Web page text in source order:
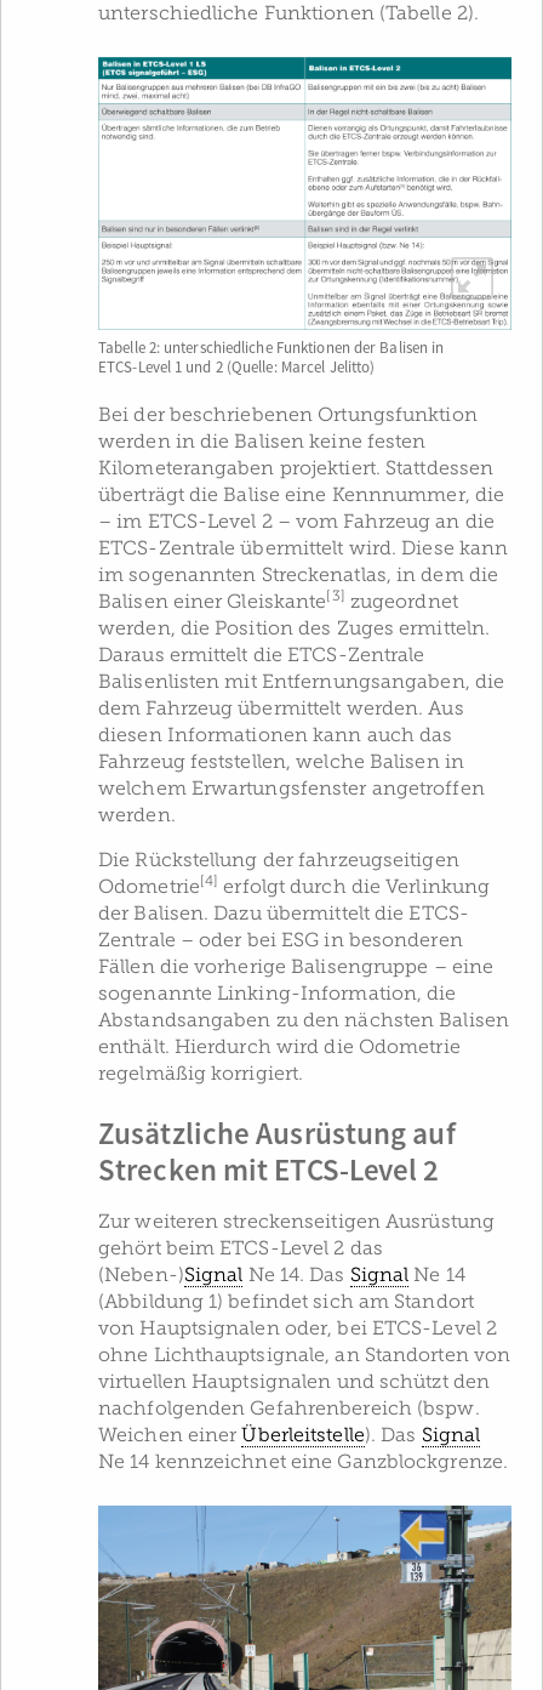
unterschiedliche Funktionen (Tabelle 2).
Tabelle 2: unterschiedliche Funktionen der Balisen in
ETCS-Level 1 und 2 (Quelle: Marcel Jelitto)
Bei der beschriebenen Ortungsfunktion
werden in die Balisen keine festen
Kilometerangaben projektiert. Stattdessen
überträgt die Balise eine Kennnummer, die
– im ETCS-Level 2 – vom Fahrzeug an die
ETCS-Zentrale übermittelt wird. Diese kann
im sogenannten Streckenatlas, in dem die
Balisen einer Gleiskante[3] zugeordnet
werden, die Position des Zuges ermitteln.
Daraus ermittelt die ETCS-Zentrale
Balisenlisten mit Entfernungsangaben, die
dem Fahrzeug übermittelt werden. Aus
diesen Informationen kann auch das
Fahrzeug feststellen, welche Balisen in
welchem Erwartungsfenster angetroffen
werden.
Die Rückstellung der fahrzeugseitigen
Odometrie[4] erfolgt durch die Verlinkung
der Balisen. Dazu übermittelt die ETCS-
Zentrale – oder bei ESG in besonderen
Fällen die vorherige Balisengruppe – eine
sogenannte Linking-Information, die
Abstandsangaben zu den nächsten Balisen
enthält. Hierdurch wird die Odometrie
regelmäßig korrigiert.
Zusätzliche Ausrüstung auf
Strecken mit ETCS-Level 2
Zur weiteren streckenseitigen Ausrüstung
gehört beim ETCS-Level 2 das
(Neben-)Signal Ne 14. Das Signal Ne 14
(Abbildung 1) befindet sich am Standort
von Hauptsignalen oder, bei ETCS-Level 2
ohne Lichthauptsignale, an Standorten von
virtuellen Hauptsignalen und schützt den
nachfolgenden Gefahrenbereich (bspw.
Weichen einerÜberleitstelle). Das Signal
Ne 14 kennzeichnet eine Ganzblockgrenze.